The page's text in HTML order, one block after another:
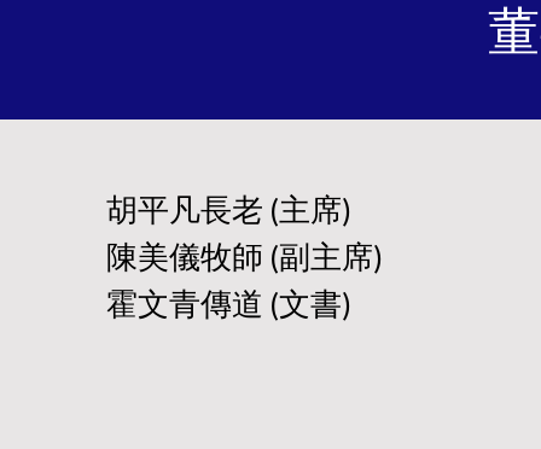
胡平凡長老 (主席)
陳美儀牧師 (副主席)
霍文青傳道 (文書)